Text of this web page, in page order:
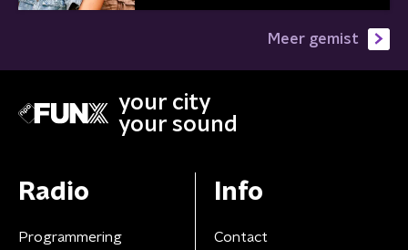
Meer gemist
your city
your sound
Radio
Programmering
Info
Contact